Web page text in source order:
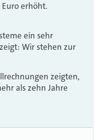
erhöht.
ein sehr
Wir stehen zur
zeigten,
als zehn Jahre